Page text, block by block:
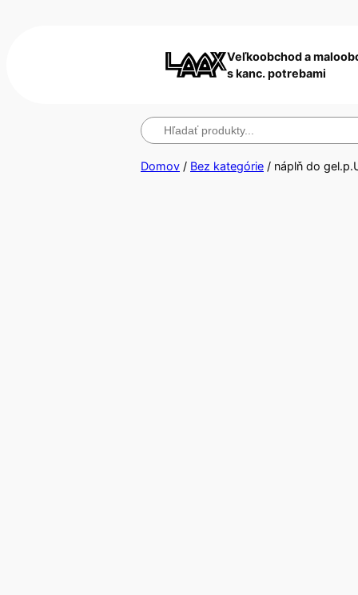
Veľkoobchod a
s kanc. potrebami
Hľadanie
Domov / Bez kategórie / náplň do